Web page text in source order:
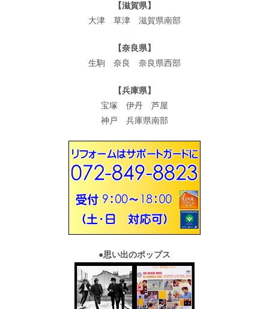
【滋賀県】
大津 草津 滋賀県南部
【奈良県】
生駒 奈良 奈良県西部
【兵庫県】
宝塚 伊丹 芦屋
神戸 兵庫県南部
●思い出のポップス